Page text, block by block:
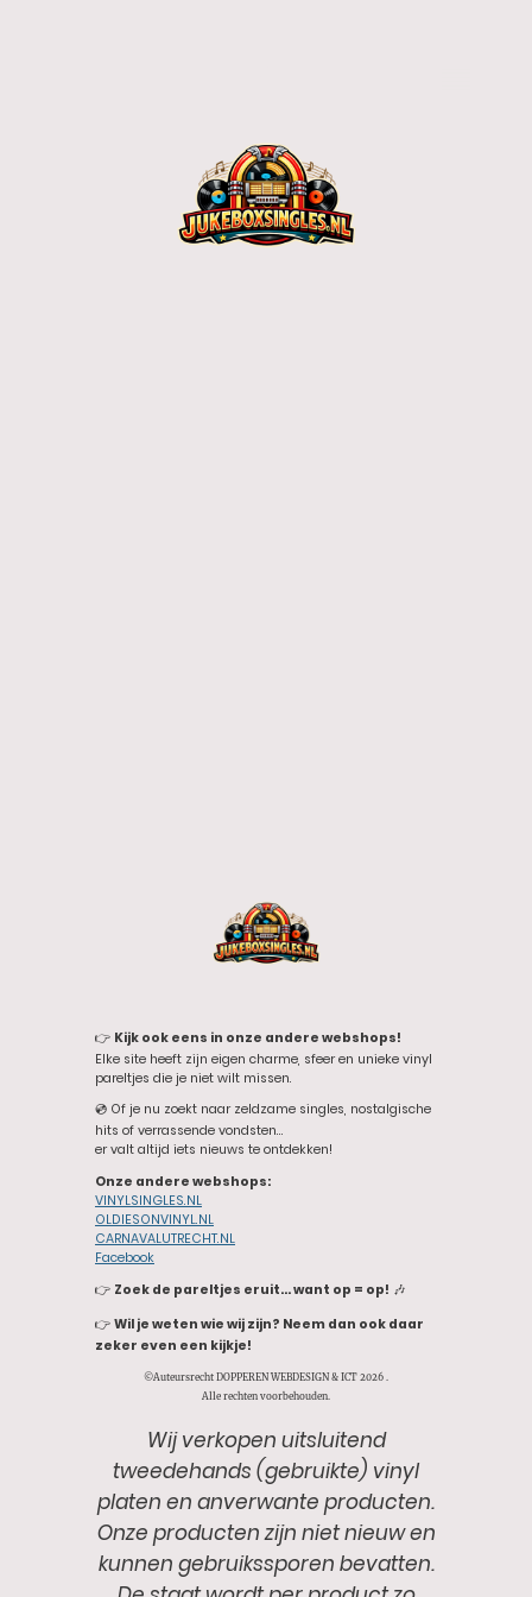
👉 Kijk ook eens in onze andere webshops!
Elke site heeft zijn eigen charme, sfeer en unieke vinyl
pareltjes die je niet wilt missen.
💿 Of je nu zoekt naar zeldzame singles, nostalgische
hits of verrassende vondsten…
er valt altijd iets nieuws te ontdekken!
Onze andere webshops:
VINYLSINGLES.NL
OLDIESONVINYL.NL
CARNAVALUTRECHT.NL
Facebook
👉 Zoek de pareltjes eruit… want op = op! 🎶
👉 Wil je weten wie wij zijn? Neem dan ook daar
zeker even een kijkje!
©Auteursrecht DOPPEREN WEBDESIGN & ICT 2026 .
Alle rechten voorbehouden.
Wij verkopen uitsluitend
tweedehands (gebruikte) vinyl
platen en anverwante producten.
Onze producten zijn niet nieuw en
kunnen gebruikssporen bevatten.